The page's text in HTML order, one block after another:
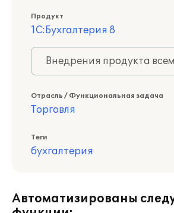
Продукт
1С:Бухгалтерия 8
Внедрения продукта
Отрасль / Функциональная задача
Торговля
Теги
бухгалтерия
Автоматизированы